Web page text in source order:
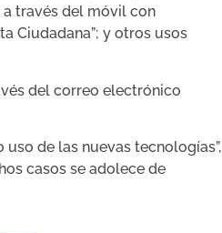
a través del móvil con
Ciudadana”; y otros usos
del correo electrónico
de las nuevas tecnologías”,
casos se adolece de